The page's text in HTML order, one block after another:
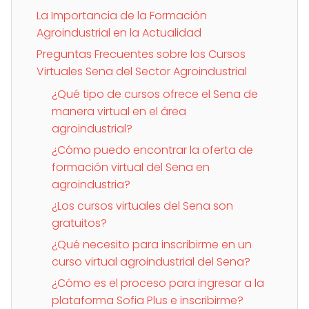
La Importancia de la Formación
Agroindustrial en la Actualidad
Preguntas Frecuentes sobre los Cursos
Virtuales Sena del Sector Agroindustrial
¿Qué tipo de cursos ofrece el Sena de
manera virtual en el área
agroindustrial?
¿Cómo puedo encontrar la oferta de
formación virtual del Sena en
agroindustria?
¿Los cursos virtuales del Sena son
gratuitos?
¿Qué necesito para inscribirme en un
curso virtual agroindustrial del Sena?
¿Cómo es el proceso para ingresar a la
plataforma Sofia Plus e inscribirme?